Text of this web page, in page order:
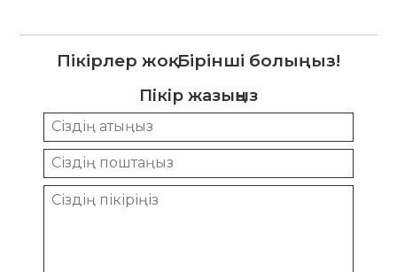
Пікірлер жоқ. Бірінші болыңыз!
Пікір жазыңыз